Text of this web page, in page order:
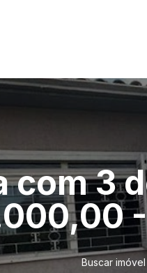
com 3
-
Buscar imóvel